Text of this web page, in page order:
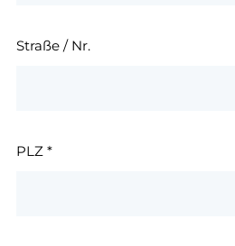
Straße / Nr.
PLZ *